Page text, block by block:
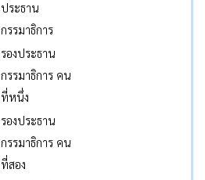
ประธาน
กรรมาธิการ
รองประธาน
กรรมาธิการ คน
ที่หนึ่ง
รองประธาน
กรรมาธิการ คน
ที่สอง